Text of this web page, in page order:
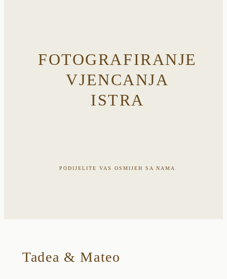
FOTOGRAFIRANJE
VJENCANJA
ISTRA
PODIJELITE VAS OSMIJEH SA NAMA
Tadea & Mateo